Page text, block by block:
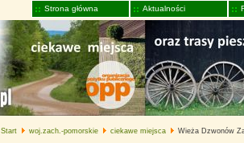
Strona główna Aktualności
Start woj.zach.-pomorskie ciekawe miejsca Wieża Dzwonów